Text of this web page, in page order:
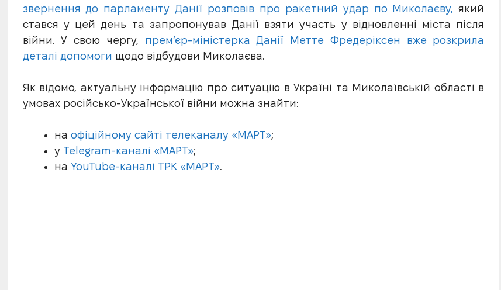
звернення до парламенту Данії розповів про ракетний удар по Миколаєву, який
стався у цей день та запропонував Данії взяти участь у відновленні міста після
війни. У свою чергу, прем’єр-міністерка Данії Метте Фредеріксен вже розкрила
деталі допомоги щодо відбудови Миколаєва.
Як відомо, актуальну інформацію про ситуацію в Україні та Миколаївській області в
умовах російсько-Української війни можна знайти:
на офіційному сайті телеканалу «МАРТ»;
у Telegram-каналі «МАРТ»;
на YouTube-каналі ТРК «МАРТ».